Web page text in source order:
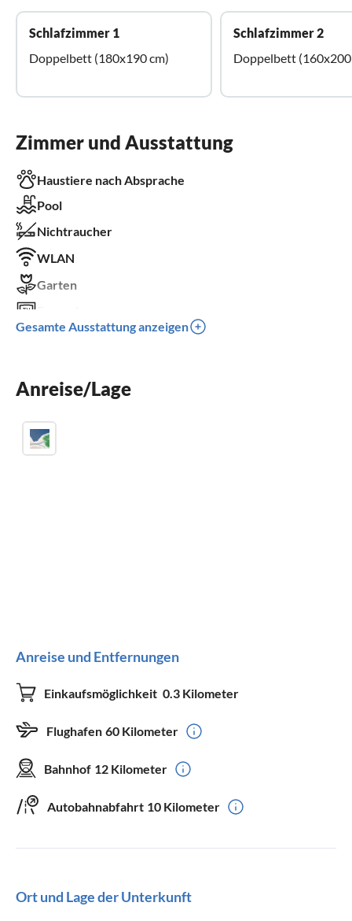
Schlafzimmer 1
Doppelbett (180x190 cm)
Schlafzimmer 2
Doppelbett (160x200
Zimmer und Ausstattung
Haustiere nach Absprache
Pool
Nichtraucher
WLAN
Garten
Terrasse
Waschmaschine
Gesamte Ausstattung anzeigen
Anreise/Lage
Anreise und Entfernungen
Einkaufsmöglichkeit 0.3 Kilometer
Flughafen 60 Kilometer
Bahnhof 12 Kilometer
Autobahnabfahrt 10 Kilometer
Ort und Lage der Unterkunft